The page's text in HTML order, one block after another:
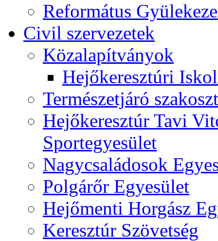
Református
Civil szervezetek
Közalapítványok
Hejőkeresztúri
Természetjáró
Hejőkeresztúr Tavi
Sportegyesület
Nagycsaládosok
Polgárőr Egyesület
Hejőmenti Horgász
Keresztúr Szövetség